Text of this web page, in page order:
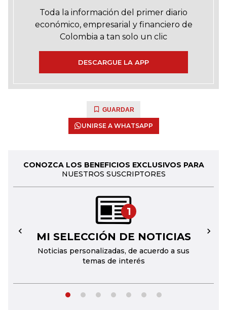
Toda la información del primer diario
económico, empresarial y financiero de
Colombia a tan solo un clic
DESCARGUE LA APP
GUARDAR
UNIRSE A WHATSAPP
CONOZCA LOS BENEFICIOS EXCLUSIVOS PARA
NUESTROS SUSCRIPTORES
1
MI SELECCIÓN DE NOTICIAS
Noticias personalizadas, de acuerdo a sus
temas de interés
← →